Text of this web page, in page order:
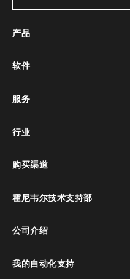
产品
软件
服务
行业
购买渠道
霍尼韦尔技术支持部
公司介绍
我的自动化支持